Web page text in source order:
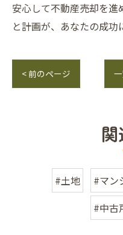
安心して不動産売却を
と計画が、あなたの成功
< 前のページ
#土地 #マン
#中古